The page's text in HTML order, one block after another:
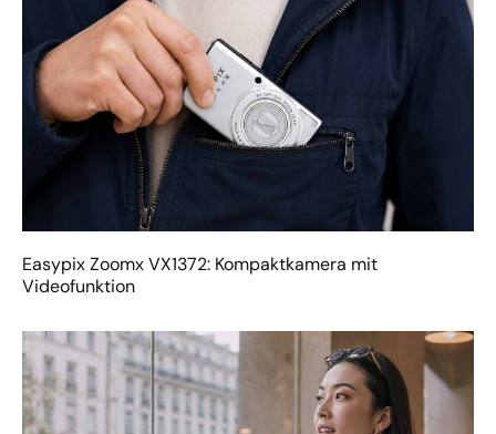
Easypix Zoomx VX1372: Kompaktkamera mit
Videofunktion